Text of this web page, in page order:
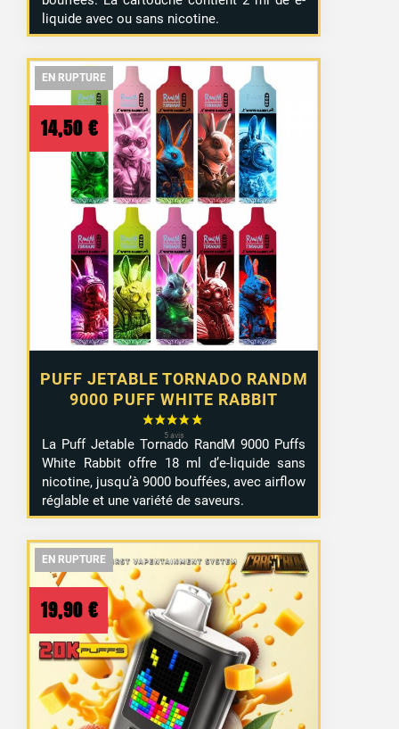
liquide avec ou sans nicotine.
EN RUPTURE
EN RUPTURE
PUFF JETABLE TORNADO RANDM
9000 PUFF WHITE RABBIT
14,50 €
La Puff Jetable Tornado RandM 9000 Puffs
White Rabbit offre 18 ml d’e-liquide sans
nicotine, jusqu’à 9000 bouffées, avec airflow
réglable et une variété de saveurs.
EN RUPTURE
EN RUPTURE
EN RUPTURE
19,90 €
EN RUPTURE